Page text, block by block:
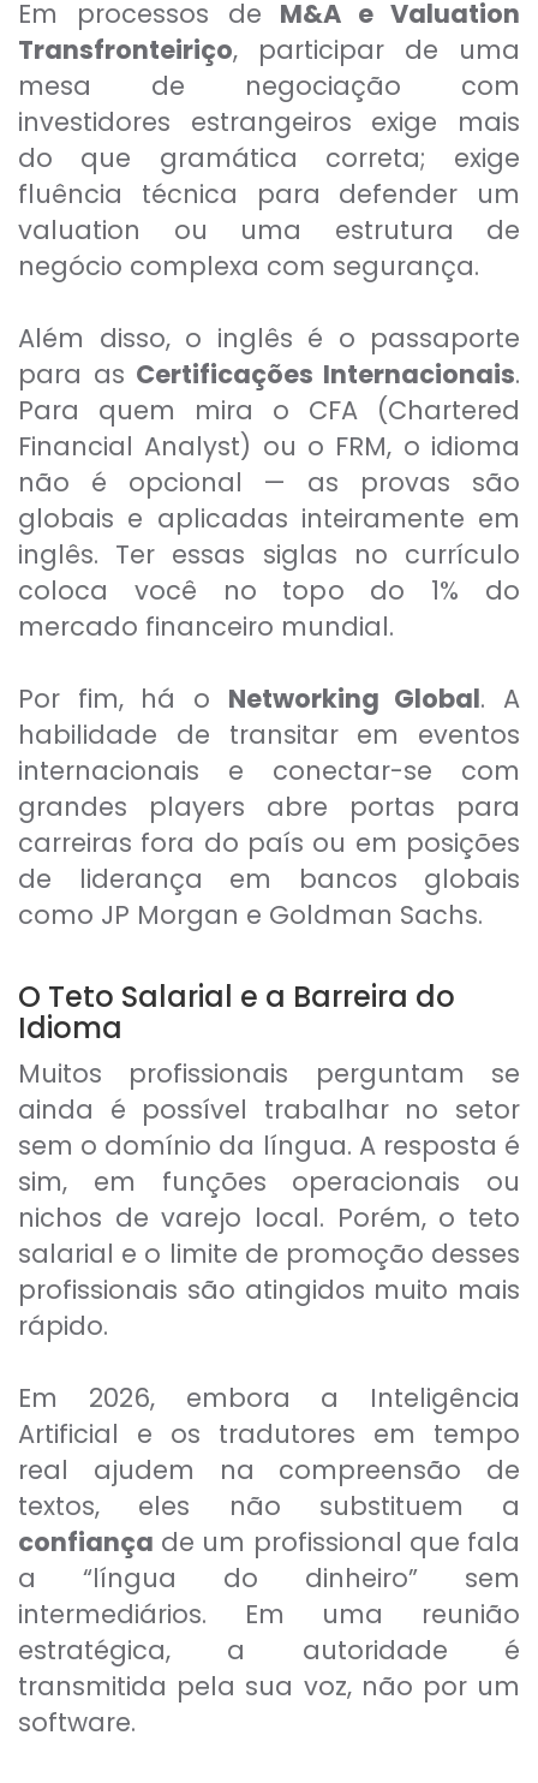
Em processos de M&A e Valuation
Transfronteiriço, participar de uma
mesa de negociação com
investidores estrangeiros exige mais
do que gramática correta; exige
fluência técnica para defender um
valuation ou uma estrutura de
negócio complexa com segurança.
Além disso, o inglês é o passaporte
para as Certificações Internacionais.
Para quem mira o CFA (Chartered
Financial Analyst) ou o FRM, o idioma
não é opcional — as provas são
globais e aplicadas inteiramente em
inglês. Ter essas siglas no currículo
coloca você no topo do 1% do
mercado financeiro mundial.
Por fim, há o Networking Global. A
habilidade de transitar em eventos
internacionais e conectar-se com
grandes players abre portas para
carreiras fora do país ou em posições
de liderança em bancos globais
como JP Morgan e Goldman Sachs.
O Teto Salarial e a Barreira do
Idioma
Muitos profissionais perguntam se
ainda é possível trabalhar no setor
sem o domínio da língua. A resposta é
sim, em funções operacionais ou
nichos de varejo local. Porém, o teto
salarial e o limite de promoção desses
profissionais são atingidos muito mais
rápido.
Em 2026, embora a Inteligência
Artificial e os tradutores em tempo
real ajudem na compreensão de
textos, eles não substituem a
confiança de um profissional que fala
a “língua do dinheiro” sem
intermediários. Em uma reunião
estratégica, a autoridade é
transmitida pela sua voz, não por um
software.